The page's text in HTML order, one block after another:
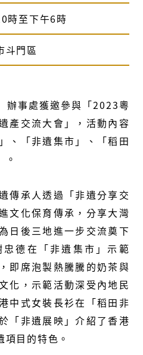
時至下午6時
斗門區
辦事處獲邀參與「2023粵
產交流大會」，活動內容
、「非遺集市」、「稻田
傳承人透過「非遺分享交
文化保育傳承，分享大灣
日後三地進一步交流奠下
德在「非遺集市」示範
即席泡製熱騰騰的奶茶與
化，示範活動深受內地民
中式女裝長衫在「稻田非
「非遺展映」介紹了香港
目的特色。